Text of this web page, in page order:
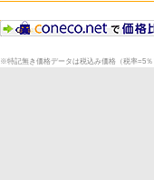
※特記無き価格データは税込み価格（税率=5％